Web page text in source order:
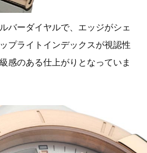
バーダイヤルで、エッジがシェ
プライトインデックスが視認性
感のある仕上がりとなっていま